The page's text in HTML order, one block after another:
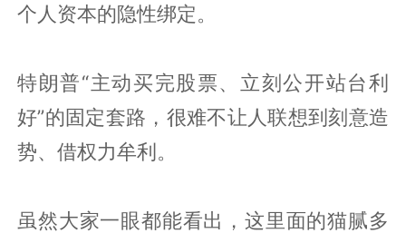
个人资本的隐性绑定。
特朗普“主动买完股票、立刻公开站台利
好”的固定套路，很难不让人联想到刻意造
势、借权力牟利。
虽然大家一眼都能看出，这里面的猫腻多